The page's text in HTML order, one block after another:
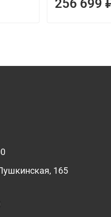
256 699
165